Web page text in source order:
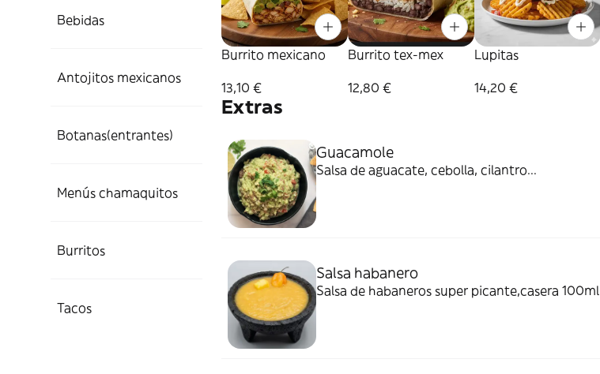
Bebidas
Antojitos mexicanos
Botanas(entrantes)
Menús chamaquitos
Burritos
Tacos
Burrito mexicano
13,10 €
Burrito tex-mex
12,80 €
Lupitas
14,20 €
Extras
Guacamole
Salsa de aguacate, cebolla, cilantro...
Salsa habanero
Salsa de habaneros super picante,casera 100ml